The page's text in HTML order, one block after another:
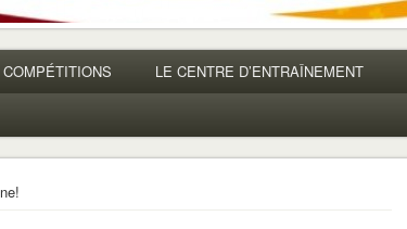
LE CENTRE D’ENTRAÎNEMENT